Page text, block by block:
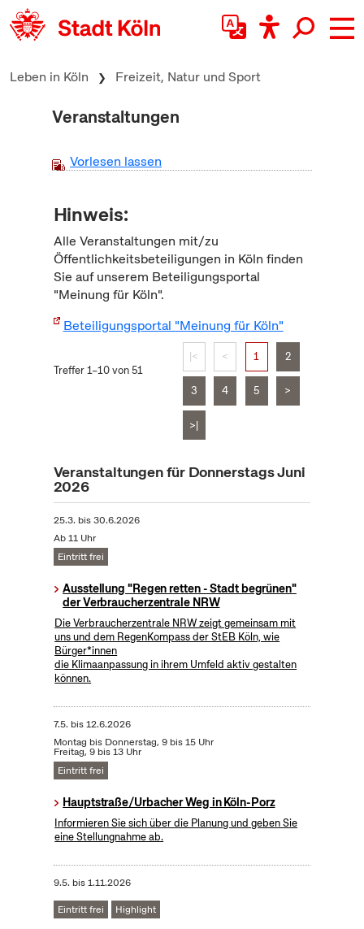
zum Inhalt springen
Leben in Köln Freizeit, Natur und Sport
Veranstaltungen
Vorlesen lassen
Hinweis:
Alle Veranstaltungen mit/zu
Öffentlichkeitsbeteiligungen in Köln finden
Sie auf unserem Beteiligungsportal
"Meinung für Köln".
Beteiligungsportal "Meinung für Köln"
Treffer 1–10 von 51
|< < 1 2
3 4 5 >
>|
Veranstaltungen für Donnerstags Juni
2026
25.3. bis30.6.2026
Ab 11 Uhr
Eintritt frei
Ausstellung "Regen retten - Stadt begrünen"
der Verbraucherzentrale NRW
Die Verbraucherzentrale NRW zeigt gemeinsam mit
uns und dem RegenKompass der StEB Köln, wie
Bürger*innen
die Klimaanpassung in ihrem Umfeld aktiv gestalten
können.
7.5. bis12.6.2026
Montag bis Donnerstag, 9 bis 15 Uhr
Freitag, 9 bis 13 Uhr
Eintritt frei
Hauptstraße/Urbacher Weg in Köln-Porz
Informieren Sie sich über die Planung und geben Sie
eine Stellungnahme ab.
9.5. bis1.11.2026
Eintritt frei Highlight